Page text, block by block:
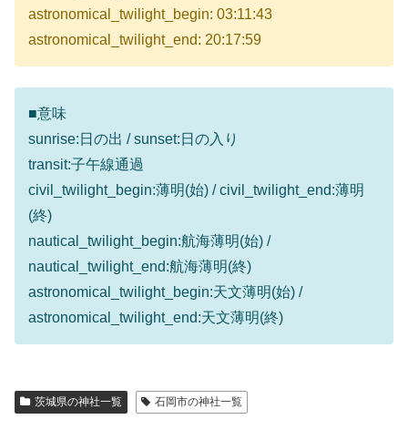
astronomical_twilight_begin: 03:11:43
astronomical_twilight_end: 20:17:59
■意味
sunrise:日の出 / sunset:日の入り
transit:子午線通過
civil_twilight_begin:薄明(始) / civil_twilight_end:薄明
(終)
nautical_twilight_begin:航海薄明(始) /
nautical_twilight_end:航海薄明(終)
astronomical_twilight_begin:天文薄明(始) /
astronomical_twilight_end:天文薄明(終)
茨城県の神社一覧 石岡市の神社一覧